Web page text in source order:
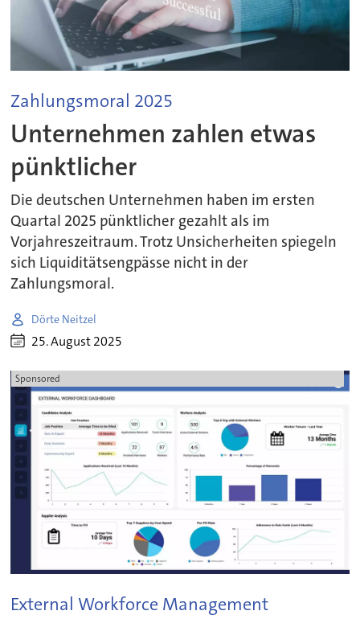
Zahlungsmoral 2025
Unternehmen zahlen etwas
pünktlicher
Die deutschen Unternehmen haben im ersten
Quartal 2025 pünktlicher gezahlt als im
Vorjahreszeitraum. Trotz Unsicherheiten spiegeln
sich Liquiditätsengpässe nicht in der
Zahlungsmoral.
Dörte Neitzel
25. August 2025
Sponsored
External Workforce Management